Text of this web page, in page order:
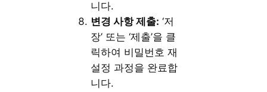
니다.
변경 사항 제출: ‘저
장’ 또는 ‘제출’을 클
릭하여 비밀번호 재
설정 과정을 완료합
니다.